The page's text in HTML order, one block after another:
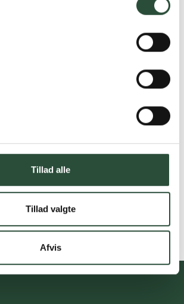
Tillad alle
Tillad valgte
Afvis